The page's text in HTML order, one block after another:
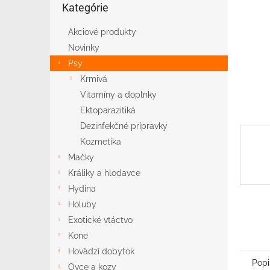
kategórie
Kategórie
Akciové produkty
Novinky
Psy
Krmivá
Vitamíny a doplnky
Ektoparazitiká
Dezinfekčné prípravky
Kozmetika
Mačky
Králiky a hlodavce
Hydina
Holuby
Exotické vtáctvo
Kone
Hovädzí dobytok
Ovce a kozy